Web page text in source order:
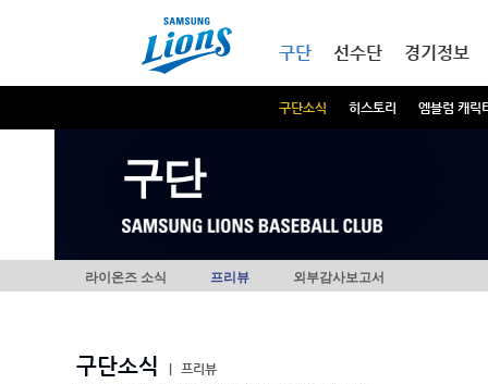
구단
구단소식 히스토리 엠블럼 캐릭
선수단 경기정보
구단
라이온즈 소식 프리뷰 외부감사보고서
구단소식
프리뷰